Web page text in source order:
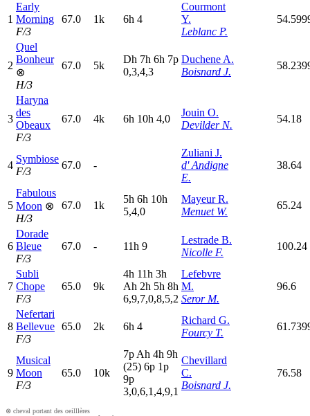
1
Early
Morning
F/3
67.0 1k 6h 4
Courmont
Y.
Leblanc P.
2
Quel
Bonheur
⊗
H/3
67.0 5k
Dh 7h 6h 7p
0,3,4,3
Duchene A.
Boisnard J.
3
Haryna
des
Obeaux
F/3
67.0 4k 6h 10h 4,0
Jouin O.
Devilder N.
54.18
4
Symbiose
F/3
67.0 -
Zuliani J.
d' Andigne
E.
38.64
5
Fabulous
Moon ⊗
H/3
67.0 1k
5h 6h 10h
5,4,0
Mayeur R.
Menuet W.
65.24
6
Dorade
Bleue
F/3
67.0 - 11h 9
Lestrade B.
Nicolle F.
100.24
7
Subli
Chope
F/3
65.0 9k
4h 11h 3h
Ah 2h 5h 8h
6,9,7,0,8,5,2
Lefebvre
M.
Seror M.
96.6
8
Nefertari
Bellevue
F/3
65.0 2k 6h 4
Richard G.
Fourcy T.
9
Musical
Moon
F/3
65.0 10k
7p Ah 4h 9h
(25) 6p 1p
9p
3,0,6,1,4,9,1
Chevillard
C.
Boisnard J.
76.58
⊗ cheval portant des oeilllères